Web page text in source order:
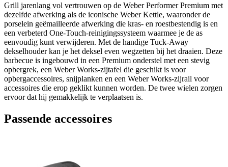
Grill jarenlang vol vertrouwen op de Weber Performer Premium met
dezelfde afwerking als de iconische Weber Kettle, waaronder de
porselein geëmailleerde afwerking die kras- en roestbestendig is en
een verbeterd One-Touch-reinigingssysteem waarmee je de as
eenvoudig kunt verwijderen. Met de handige Tuck-Away
dekselhouder kan je het deksel even wegzetten bij het draaien. Deze
barbecue is ingebouwd in een Premium onderstel met een stevig
opbergrek, een Weber Works-zijtafel die geschikt is voor
opbergaccessoires, snijplanken en een Weber Works-zijrail voor
accessoires die erop geklikt kunnen worden. De twee wielen zorgen
ervoor dat hij gemakkelijk te verplaatsen is.
Passende accessoires